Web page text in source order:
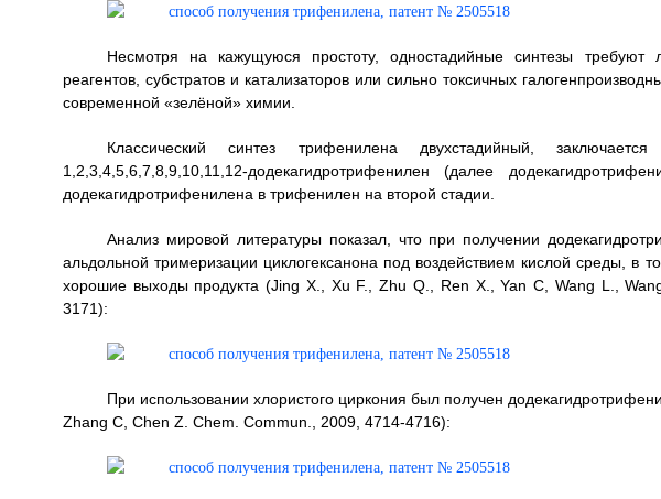
Несмотря на кажущуюся простоту, одностадийные синтезы требуют
реагентов, субстратов и катализаторов или сильно токсичных
современной «зелёной» химии.
Классический синтез трифенилена двухстадийный,
1,2,3,4,5,6,7,8,9,10,11,12-додекагидротрифенилен (далее
додекагидротрифенилена в трифенилен на второй стадии.
Анализ мировой литературы показал, что при получении
альдольной тримеризации циклогексанона под воздействием кислой среды, в
хорошие выходы продукта (Jing X., Xu F., Zhu Q., Ren X., Yan C, Wang L.,
3171):
При использовании хлористого циркония был получен
Zhang C, Chen Z. Chem. Commun., 2009, 4714-4716):